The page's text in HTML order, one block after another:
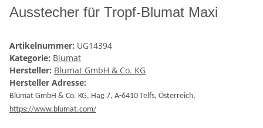
Ausstecher für Tropf-Blumat Maxi
Artikelnummer: UG14394
Kategorie: Blumat
Hersteller: Blumat GmbH & Co. KG
Hersteller Adresse:
Blumat GmbH & Co. KG, Hag 7, A-6410 Telfs, Österreich,
https://www.blumat.com/